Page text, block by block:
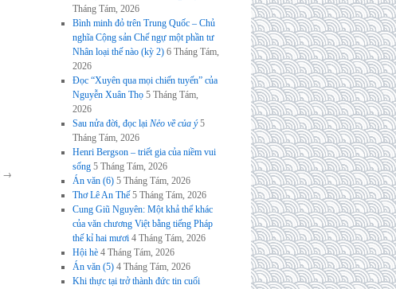
→
Tháng Tám, 2026
Bình minh đỏ trên Trung Quốc – Chủ
nghĩa Cộng sản Chế ngự một phần tư
Nhân loại thế nào (kỳ 2) 6 Tháng Tám,
2026
Đọc “Xuyên qua mọi chiến tuyến” của
Nguyễn Xuân Thọ 5 Tháng Tám,
2026
Sau nửa đời, đọc lại Nẻo về của ý 5
Tháng Tám, 2026
Henri Bergson – triết gia của niềm vui
sống 5 Tháng Tám, 2026
Án văn (6) 5 Tháng Tám, 2026
Thơ Lê An Thế 5 Tháng Tám, 2026
Cung Giũ Nguyên: Một khả thể khác
của văn chương Việt bằng tiếng Pháp
thế kỉ hai mươi 4 Tháng Tám, 2026
Hội hè 4 Tháng Tám, 2026
Án văn (5) 4 Tháng Tám, 2026
Khi thực tại trở thành đức tin cuối